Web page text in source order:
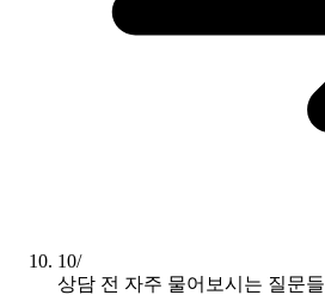
10/
상담 전 자주 물어보시는 질문들